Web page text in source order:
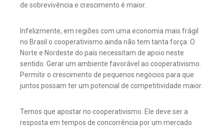
de sobrevivência e crescimento é maior.
Infelizmente, em regiões com uma economia mais frágil
no Brasil o cooperativismo ainda não tem tanta força. O
Norte e Nordeste do país necessitam de apoio neste
sentido. Gerar um ambiente favorável ao cooperativismo.
Permitir o crescimento de pequenos negócios para que
juntos possam ter um potencial de competitividade maior.
Temos que apostar no cooperativismo. Ele deve ser a
resposta em tempos de concorrência por um mercado